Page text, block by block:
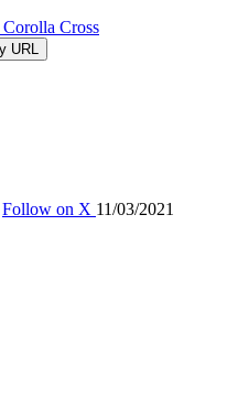
Cross
URL
Follow on X 11/03/2021